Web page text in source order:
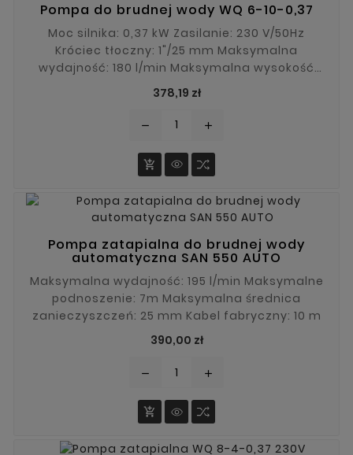
Pompa do brudnej wody WQ 6-10-0,37
Moc silnika: 0,37 kW Zasilanie: 230 V/50Hz
Króciec tłoczny: 1"/25 mm Maksymalna
wydajność: 180 l/min Maksymalna wysokość
podnoszenia: 14m Maksymalna średnica
zanieczyszczeń: 3mm Kabel zasilający: 9,5m
378,19 złCena
remove add

Pompa zatapialna do brudnej wody
automatyczna SAN 550 AUTO
Maksymalna wydajność: 195 l/min Maksymalne
podnoszenie: 7m Maksymalna średnica
zanieczyszczeń: 25 mm Kabel fabryczny: 10 m
390,00 złCena
remove add
